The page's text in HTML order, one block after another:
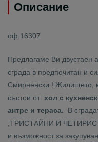
Описание
оф.16307
Предлагаме Ви двустаен
сграда в предпочитан и
Смирненски ! Жилището,
състои от: хол с
антре и тераса. В
,ТРИСТАЙНИ И
и възможност за